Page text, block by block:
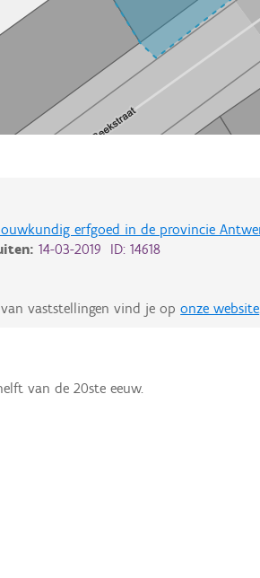
erfgoed in de provincie
14-03-2019 ID: 14618
van vaststellingen vind je oponze website
van de 20ste eeuw.